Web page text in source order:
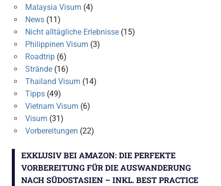
Malaysia Visum (4)
News(11)
Nicht alltägliche Erlebnisse(15)
Philippinen Visum (3)
Roadtrip(6)
Strände(16)
Thailand Visum (14)
Tipps(49)
Vietnam Visum (6)
Visum (31)
Vorbereitungen (22)
EXKLUSIV BEI AMAZON: DIE PERFEKTE
VORBEREITUNG FÜR DIE AUSWANDERUNG
NACH SÜDOSTASIEN – INKL. BEST PRACTICE